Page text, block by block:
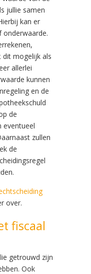
jullie samen
kan er
onderwaarde.
dit mogelijk als
allerlei
kunnen
en de
de
eventueel
zullen
de
over.
fiscaal
getrouwd zijn
Ook